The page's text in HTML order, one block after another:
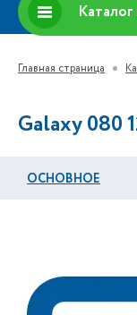
Главная страница
Galaxy 080
ОСНОВНОЕ